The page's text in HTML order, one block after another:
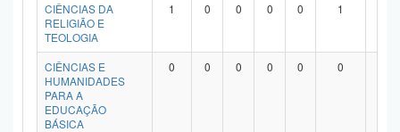
CIÊNCIAS DA
RELIGIÃO E
TEOLOGIA
1 0 0 0 0 1
CIÊNCIAS E
HUMANIDADES
PARA A
EDUCAÇÃO
BÁSICA
0 0 0 0 0 0